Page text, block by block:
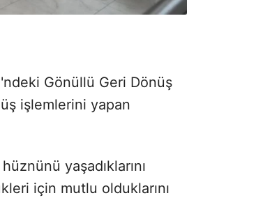
Gönüllü Geri Dönüş
işlemlerini yapan
yaşadıklarını
için mutlu olduklarını